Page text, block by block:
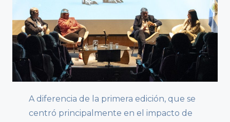
A diferencia de la primera edición, que se
centró principalmente en el impacto de